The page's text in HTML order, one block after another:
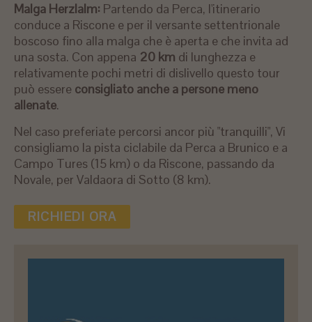
Malga Herzlalm: Partendo da Perca, l'itinerario
conduce a Riscone e per il versante settentrionale
boscoso fino alla malga che è aperta e che invita ad
una sosta. Con appena 20 km di lunghezza e
relativamente pochi metri di dislivello questo tour
può essere consigliato anche a persone meno
allenate.
Nel caso preferiate percorsi ancor più "tranquilli", Vi
consigliamo la pista ciclabile da Perca a Brunico e a
Campo Tures (15 km) o da Riscone, passando da
Novale, per Valdaora di Sotto (8 km).
RICHIEDI ORA